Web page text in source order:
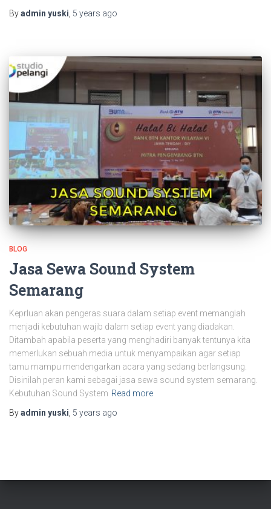
Byadmin yuski, 5 years ago
BLOG
Jasa Sewa Sound System
Semarang
Keprluan akan pengeras suara dalam setiap event memanglah
menjadi kebutuhan wajib dalam setiap event yang diadakan.
Ditambah apabila peserta yang menghadiri banyak tentunya kita
memerlukan sebuah media untuk menyampaikan agar setiap
tamu mampu mendengarkan acara yang sedang berlangsung.
Disinilah peran kami sebagai jasa sewa sound system semarang.
Kebutuhan Sound System Read more
Byadmin yuski 5 years ago